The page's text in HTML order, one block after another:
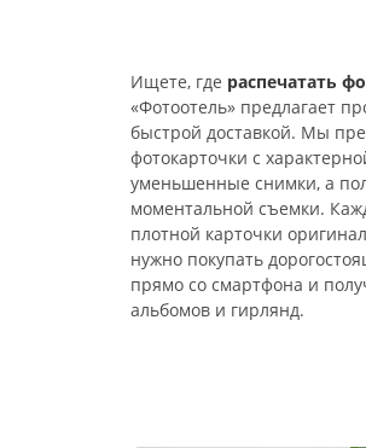
Ищете, где распечатать
«Фотоотель» предлагает
быстрой доставкой. Мы
фотокарточки с
уменьшенные снимки, а
моментальной съемки.
плотной карточки
нужно покупать
прямо со смартфона и
альбомов и гирлянд.